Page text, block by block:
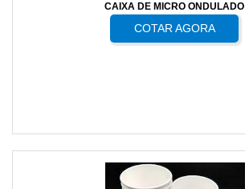
CAIXA DE MICRO ONDULADO
COTAR AGORA